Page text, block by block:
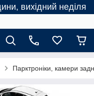
вихідний неділя
Парктроніки, камери